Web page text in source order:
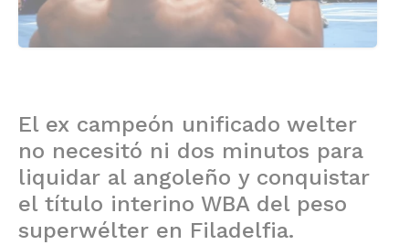
El ex campeón unificado welter
no necesitó ni dos minutos para
liquidar al angoleño y conquistar
el título interino WBA del peso
superwélter en Filadelfia.